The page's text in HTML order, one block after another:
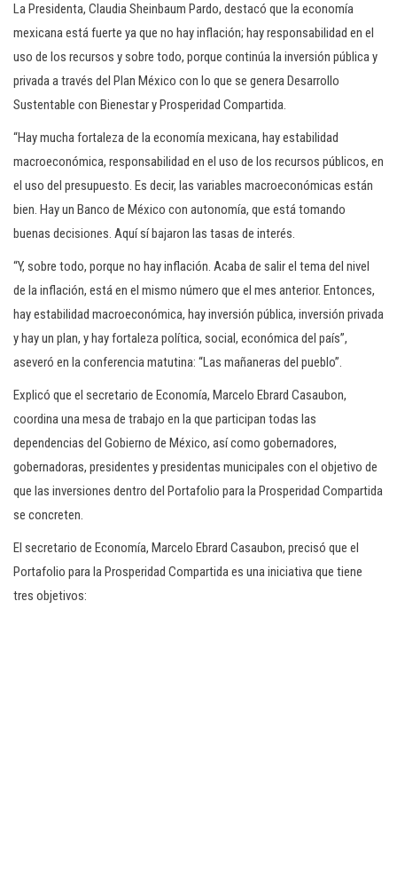
La Presidenta, Claudia Sheinbaum Pardo, destacó que la economía
mexicana está fuerte ya que no hay inflación; hay responsabilidad en el
uso de los recursos y sobre todo, porque continúa la inversión pública y
privada a través del Plan México con lo que se genera Desarrollo
Sustentable con Bienestar y Prosperidad Compartida.
“Hay mucha fortaleza de la economía mexicana, hay estabilidad
macroeconómica, responsabilidad en el uso de los recursos públicos, en
el uso del presupuesto. Es decir, las variables macroeconómicas están
bien. Hay un Banco de México con autonomía, que está tomando
buenas decisiones. Aquí sí bajaron las tasas de interés.
“Y, sobre todo, porque no hay inflación. Acaba de salir el tema del nivel
de la inflación, está en el mismo número que el mes anterior. Entonces,
hay estabilidad macroeconómica, hay inversión pública, inversión privada
y hay un plan, y hay fortaleza política, social, económica del país”,
aseveró en la conferencia matutina: “Las mañaneras del pueblo”.
Explicó que el secretario de Economía, Marcelo Ebrard Casaubon,
coordina una mesa de trabajo en la que participan todas las
dependencias del Gobierno de México, así como gobernadores,
gobernadoras, presidentes y presidentas municipales con el objetivo de
que las inversiones dentro del Portafolio para la Prosperidad Compartida
se concreten.
El secretario de Economía, Marcelo Ebrard Casaubon, precisó que el
Portafolio para la Prosperidad Compartida es una iniciativa que tiene
tres objetivos: